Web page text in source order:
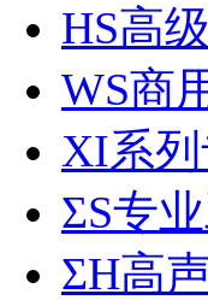
HS高
WS商
XI系
ΣS专
ΣH高